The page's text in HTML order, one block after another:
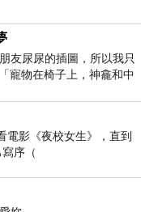
友尿尿的插圖，所以我只
寵物在椅子上，神龕和中
底
影《夜校女生》，直到
序（